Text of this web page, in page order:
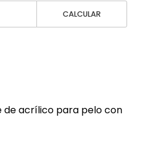
CALCULAR
acrílico para pelo con